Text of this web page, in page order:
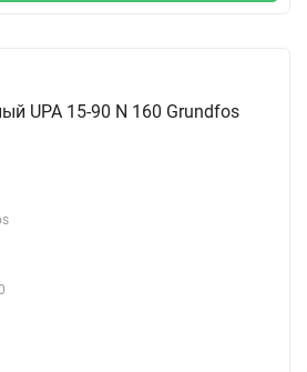
UPA 15-90 N 160 Grundfos